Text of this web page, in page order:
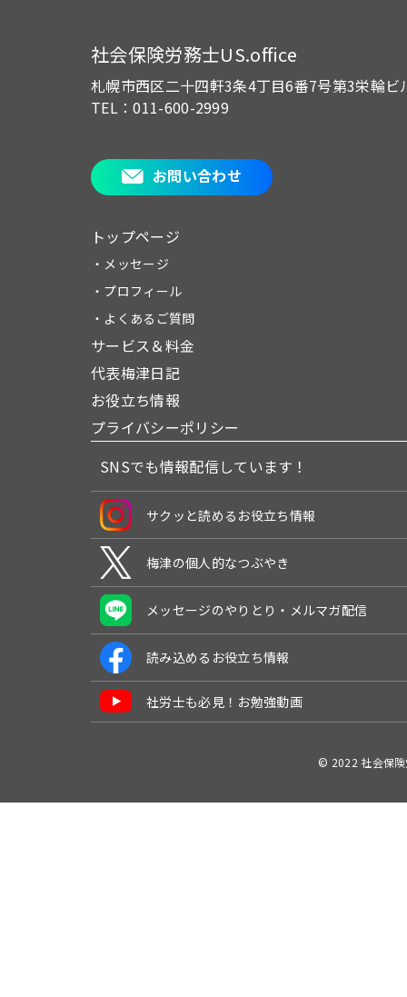
社会保険労務士US.office
札幌市西区二十四軒3条4丁目6番7号第3栄輪ビ
TEL：011-600-2999
お問い合わせ
トップページ
・メッセージ
・プロフィール
・よくあるご質問
サービス＆料金
代表梅津日記
お役立ち情報
プライバシーポリシー
SNSでも情報配信しています！
サクッと読めるお役立ち情報
梅津の個人的なつぶやき
メッセージのやりとり・メルマガ配信
読み込めるお役立ち情報
社労士も必見！お勉強動画
© 2022 社会保